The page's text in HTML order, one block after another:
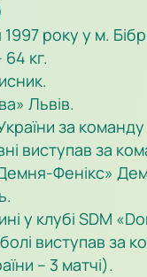
року у м.
64 кг.
Львів.
за команду
виступав за
Фенікс»
у клубі SDM
виступав за
– 3 матчі).